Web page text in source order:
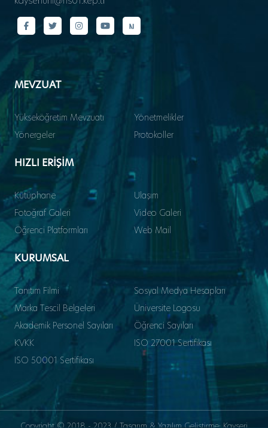
MEVZUAT
Yükseköğretim Mevzuatı
Yönetmelikler
Yönergeler
Protokoller
HIZLI ERİŞİM
Kütüphane
Ulaşım
Fotoğraf Galeri
Video Galeri
Öğrenci Platformları
Web Mail
KURUMSAL
Tanıtım Filmi
Sosyal Medya Hesapları
Marka Tescil Belgeleri
Üniversite Logosu
Akademik Personel Sayıları
Öğrenci Sayıları
KVKK
ISO 27001 Sertifikası
ISO 50001 Sertifikası
Copyright © 2018 - 2023 / Tasarım & Yazılım Geliştirme: Kayseri